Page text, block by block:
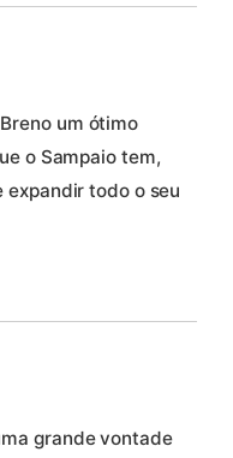
um ótimo
o Sampaio tem,
todo o seu
grande vontade